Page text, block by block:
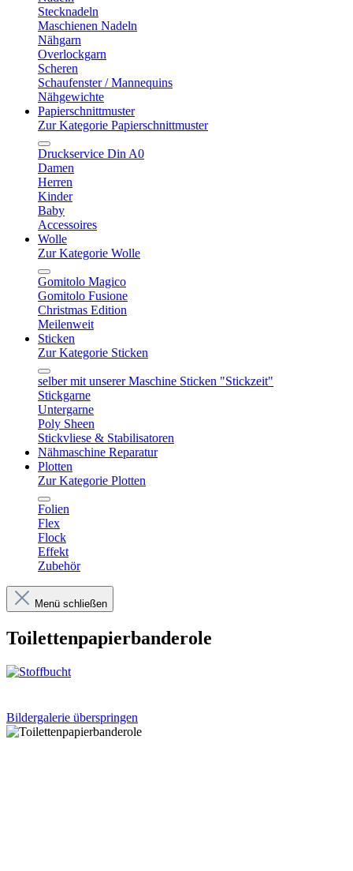
Stecknadeln
Maschienen Nadeln
Nähgarn
Overlockgarn
Scheren
Schaufenster / Mannequins
Nähgewichte
Papierschnittmuster
Zur Kategorie Papierschnittmuster
Druckservice Din A0
Damen
Herren
Kinder
Baby
Accessoires
Wolle
Zur Kategorie Wolle
Gomitolo Magico
Gomitolo Fusione
Christmas Edition
Meilenweit
Sticken
Zur Kategorie Sticken
selber mit unserer Maschine Sticken "Stickzeit"
Stickgarne
Untergarne
Poly Sheen
Stickvliese & Stabilisatoren
Nähmaschine Reparatur
Plotten
Zur Kategorie Plotten
Folien
Flex
Flock
Effekt
Zubehör
Menü schließen
Toilettenpapierbanderole
Bildergalerie überspringen